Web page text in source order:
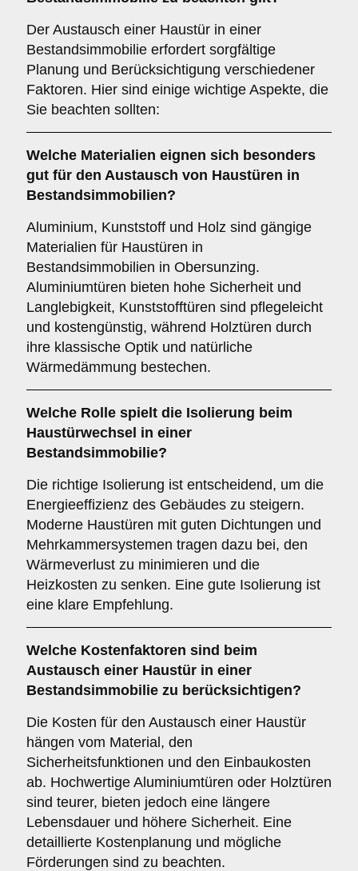
Der Austausch einer Haustür in einer
Bestandsimmobilie erfordert sorgfältige
Planung und Berücksichtigung verschiedener
Faktoren. Hier sind einige wichtige Aspekte, die
Sie beachten sollten:
Welche Materialien eignen sich besonders
gut für den Austausch von Haustüren in
Bestandsimmobilien?
Aluminium, Kunststoff und Holz sind gängige
Materialien für Haustüren in
Bestandsimmobilien in Obersunzing.
Aluminiumtüren bieten hohe Sicherheit und
Langlebigkeit, Kunststofftüren sind pflegeleicht
und kostengünstig, während Holztüren durch
ihre klassische Optik und natürliche
Wärmedämmung bestechen.
Welche Rolle spielt die Isolierung beim
Haustürwechsel in einer
Bestandsimmobilie?
Die richtige Isolierung ist entscheidend, um die
Energieeffizienz des Gebäudes zu steigern.
Moderne Haustüren mit guten Dichtungen und
Mehrkammersystemen tragen dazu bei, den
Wärmeverlust zu minimieren und die
Heizkosten zu senken. Eine gute Isolierung ist
eine klare Empfehlung.
Welche Kostenfaktoren sind beim
Austausch einer Haustür in einer
Bestandsimmobilie zu berücksichtigen?
Die Kosten für den Austausch einer Haustür
hängen vom Material, den
Sicherheitsfunktionen und den Einbaukosten
ab. Hochwertige Aluminiumtüren oder Holztüren
sind teurer, bieten jedoch eine längere
Lebensdauer und höhere Sicherheit. Eine
detaillierte Kostenplanung und mögliche
Förderungen sind zu beachten.